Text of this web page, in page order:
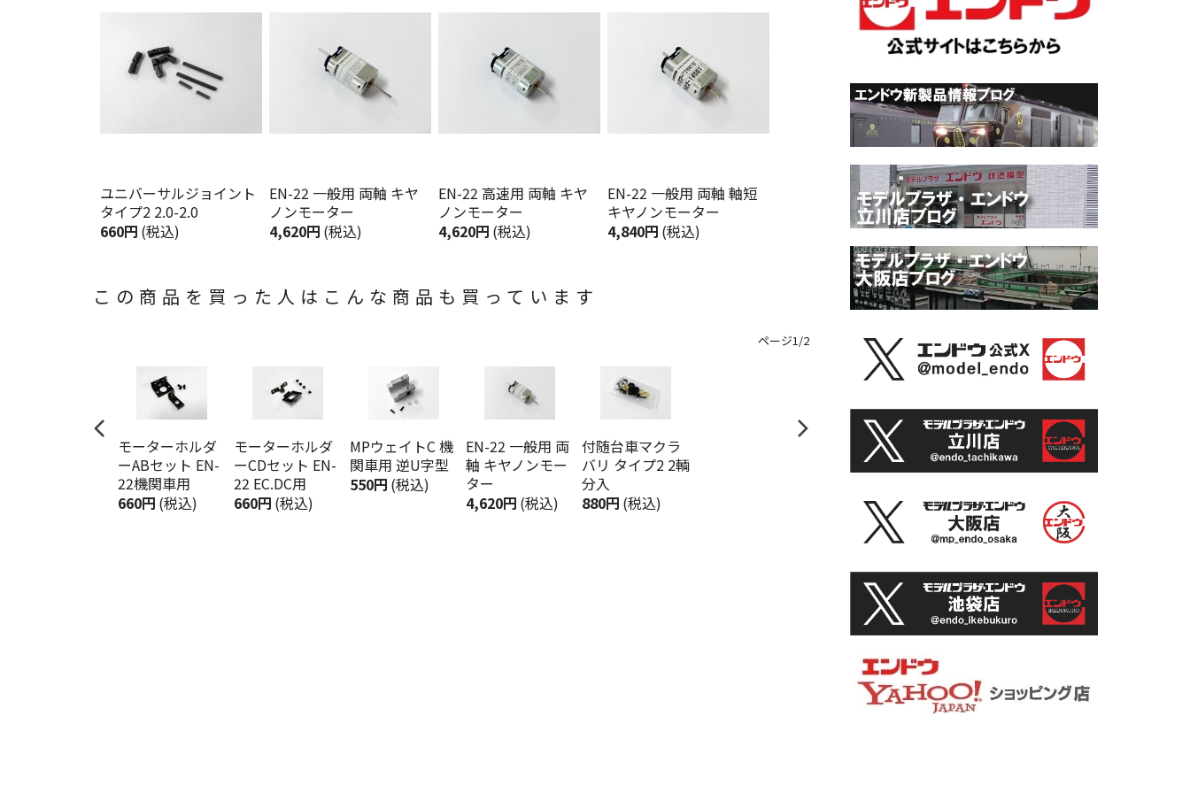
ユニバーサルジョイント
タイプ2 2.0-2.0
660円 (税込)
EN-22 一般用 両軸 キヤ
ノンモーター
4,620円 (税込)
EN-22 高速用 両軸 キヤ
ノンモーター
4,620円 (税込)
EN-22 一般用 両軸 軸短
キヤノンモーター
4,840円 (税込)
この商品を買った人はこんな商品も買っています
ページ1/2
モーターホルダ
ーABセット EN-
22機関車用
660円 (税込)
モーターホルダ
ーCDセット EN-
22 EC.DC用
660円 (税込)
MPウェイトC 機
関車用 逆U字型
550円 (税込)
EN-22 一般用 両
軸 キヤノンモー
ター
4,620円 (税込)
付随台車マクラ
バリ タイプ2 2輌
分入
880円 (税込)